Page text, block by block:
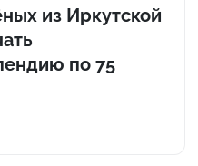
из Иркутской
по 75